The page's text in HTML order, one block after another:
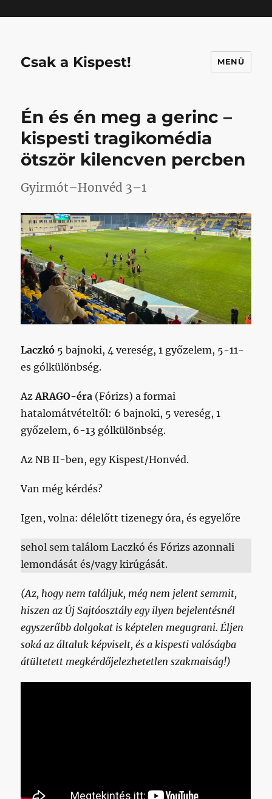
Csak a Kispest! MENÜ
Én és én meg a gerinc –
kispesti tragikomédia
ötször kilencven percben
Gyirmót–Honvéd 3–1
Laczkó 5 bajnoki, 4 vereség, 1 győzelem, 5-11-
es gólkülönbség.
AzARAGO-éra (Fórizs) a formai
hatalomátvételtől: 6 bajnoki, 5 vereség, 1
győzelem, 6-13 gólkülönbség.
Az NB II-ben, egy Kispest/Honvéd.
Van még kérdés?
Igen, volna: délelőtt tizenegy óra, és egyelőre
sehol sem találom Laczkó és Fórizs azonnali
lemondását és/vagy kirúgását.
(Az, hogy nem találjuk, még nem jelent semmit,
hiszen az Új Sajtóosztály egy ilyen bejelentésnél
egyszerűbb dolgokat is képtelen megugrani. Éljen
soká az általuk képviselt, és a kispesti valóságba
átültetett megkérdőjelezhetetlen szakmaiság!)